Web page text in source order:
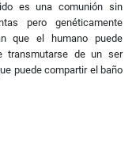
es una comunión sin
pero genéticamente
que el humano puede
transmutarse de un ser
puede compartir el baño